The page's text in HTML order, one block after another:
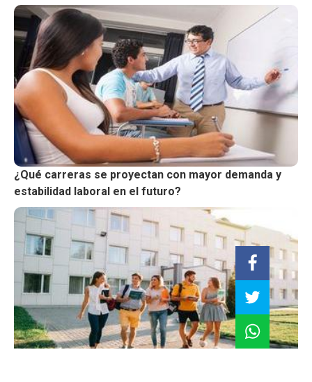
¿Qué carreras se proyectan con mayor demanda y
estabilidad laboral en el futuro?